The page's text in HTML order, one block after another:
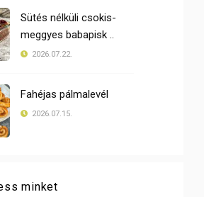
Sütés nélküli csokis-
meggyes babapisk ..
2026.07.22.
Fahéjas pálmalevél
2026.07.15.
minket